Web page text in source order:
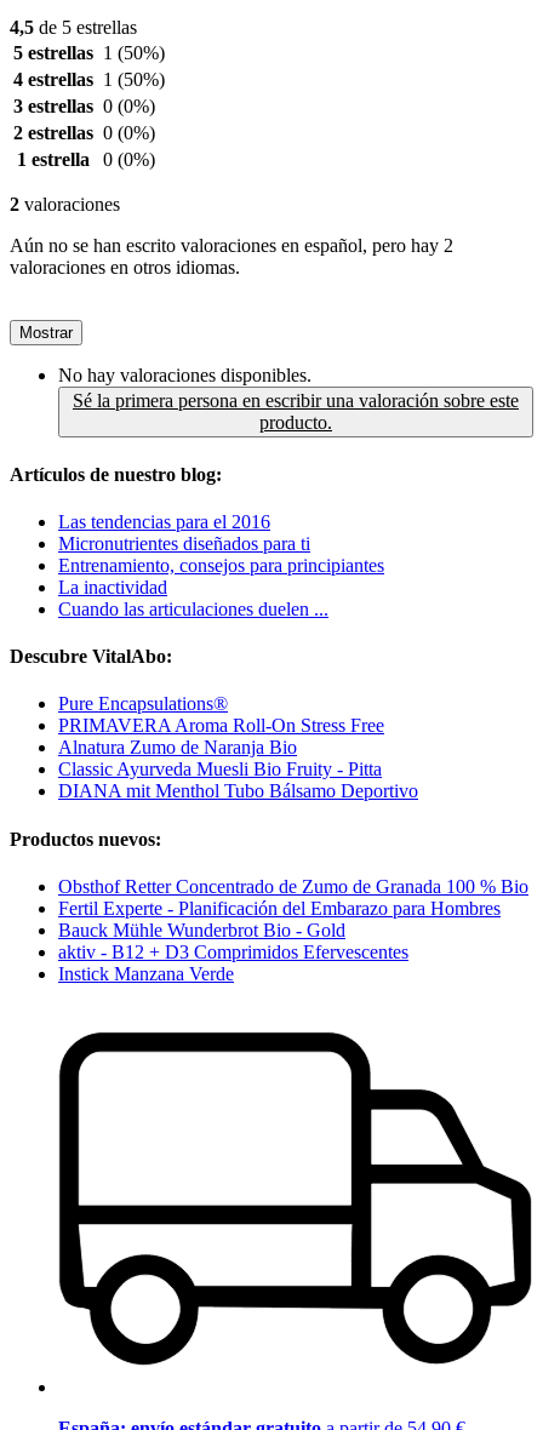
4,5 de 5 estrellas
5 estrellas 1 (50%)
4 estrellas 1 (50%)
3 estrellas 0 (0%)
2 estrellas 0 (0%)
1 estrella
0 (0%)
2 valoraciones
Aún no se han escrito valoraciones en español, pero hay 2
valoraciones en otros idiomas.
Mostrar
No hay valoraciones disponibles.
Sé la primera persona en escribir una valoración sobre este
producto.
Artículos de nuestro blog:
Las tendencias para el 2016
Micronutrientes diseñados para ti
Entrenamiento, consejos para principiantes
La inactividad
Cuando las articulaciones duelen ...
Descubre VitalAbo:
Pure Encapsulations®
PRIMAVERA Aroma Roll-On Stress Free
Alnatura Zumo de Naranja Bio
Classic Ayurveda Muesli Bio Fruity - Pitta
DIANA mit Menthol Tubo Bálsamo Deportivo
Productos nuevos:
Obsthof Retter Concentrado de Zumo de Granada 100 % Bio
Fertil Experte - Planificación del Embarazo para Hombres
Bauck Mühle Wunderbrot Bio - Gold
aktiv - B12 + D3 Comprimidos Efervescentes
Instick Manzana Verde